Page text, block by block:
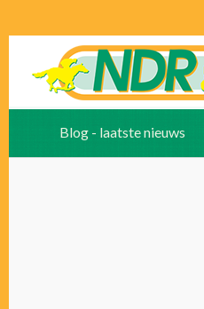
Blog - laatste nieuws